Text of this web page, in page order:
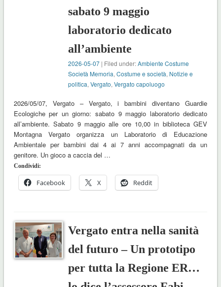
sabato 9 maggio
laboratorio dedicato
all’ambiente
2026-05-07 | Filed under:Ambiente Costume
Società Memoria,Costume e società, Notizie e
politica,Vergato,Vergato capoluogo
2026/05/07, Vergato – Vergato, i bambini diventano Guardie
Ecologiche per un giorno: sabato 9 maggio laboratorio dedicato
all’ambiente. Sabato 9 maggio alle ore 10,00 in biblioteca GEV
Montagna Vergato organizza un Laboratorio di Educazione
Ambientale per bambini dai 4 ai 7 anni accompagnati da un
genitore. Un gioco a caccia del …
Condividi:
Facebook X Reddit
Vergato entra nella sanità
del futuro – Un prototipo
per tutta la Regione ER…